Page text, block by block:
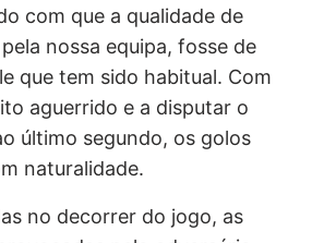
com que a qualidade de
nossa equipa, fosse de
que tem sido habitual. Com
aguerrido e a disputar o
último segundo, os golos
naturalidade.
no decorrer do jogo, as